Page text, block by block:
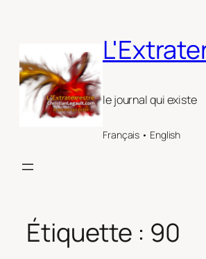
le journal qui existe
Français • English
Étiquette : 90